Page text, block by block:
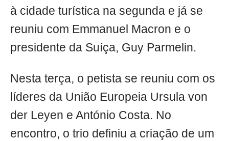
à cidade turística na segunda e já se
reuniu com Emmanuel Macron e o
presidente da Suíça, Guy Parmelin.
Nesta terça, o petista se reuniu com os
líderes da União Europeia Ursula von
der Leyen e António Costa. No
encontro, o trio definiu a criação de um